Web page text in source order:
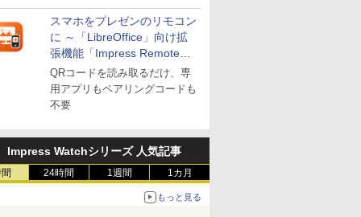
スマホをプレゼンのリモコン
に ～「LibreOffice」向け拡
張機能「Impress Remote」
が公開
QRコードを読み取るだけ、専
用アプリもペアリングコードも
不要
Impress Watchシリーズ 人気記事
24時間 1週間 1カ月
もっと見る